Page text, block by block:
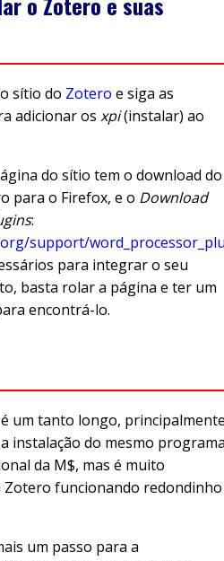
sítio do Zotero e siga as
adicionar os xpi(instalar) ao
do sítio tem o download do
para o Firefox, e o Download
:
support/
para integrar o seu
basta rolar a página e ter um
encontrá-lo.
um tanto longo,
instalação do mesmo
da M$, mas é muito
Zotero funcionando redondinho
um passo para a